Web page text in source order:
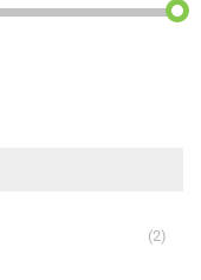
(2)